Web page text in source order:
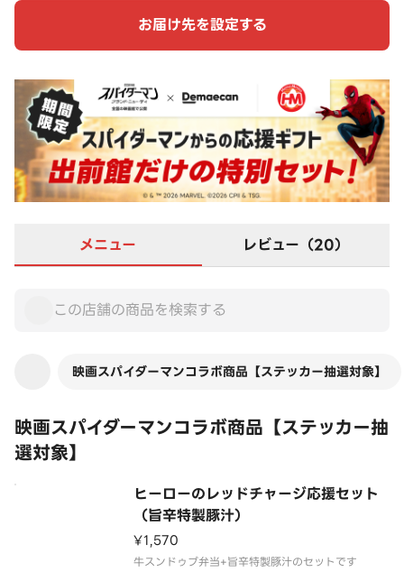
お届け先を設定する
メニュー レビュー（20）
映画スパイダーマンコラボ商品【ステッカー抽選対象】
映画スパイダーマンコラボ商品【ステッカー抽
選対象】
ヒーローのレッドチャージ応援セット
（旨辛特製豚汁）
¥1,570
牛スンドゥブ弁当+旨辛特製豚汁のセットです